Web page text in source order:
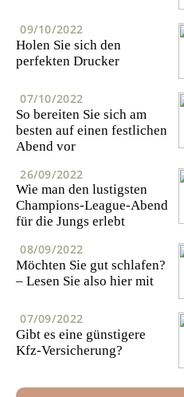
09/10/2022
Holen Sie sich den
perfekten Drucker
07/10/2022
So bereiten Sie sich am
besten auf einen festlichen
Abend vor
26/09/2022
Wie man den lustigsten
Champions-League-Abend
für die Jungs erlebt
08/09/2022
Möchten Sie gut schlafen?
– Lesen Sie also hier mit
07/09/2022
Gibt es eine günstigere
Kfz-Versicherung?